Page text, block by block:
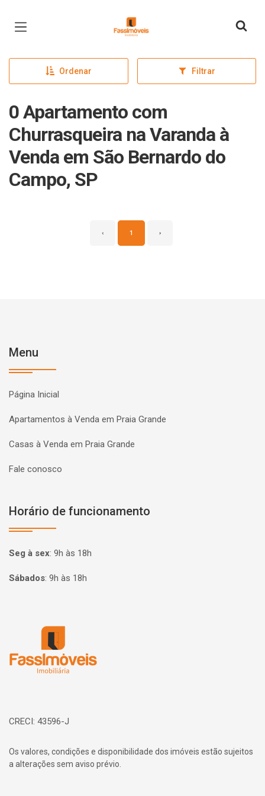
Página inicial
Ordenar Filtrar
0 Apartamento com
Churrasqueira na Varanda à
Venda em São Bernardo do
Campo, SP
‹ 1 ›
Menu
Página Inicial
Apartamentos à Venda em Praia Grande
Casas à Venda em Praia Grande
Fale conosco
Horário de funcionamento
Seg à sex: 9h às 18h
Sábados: 9h às 18h
CRECI: 43596-J
Os valores, condições e disponibilidade dos imóveis estão sujeitos
a alterações sem aviso prévio.